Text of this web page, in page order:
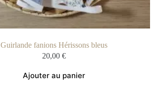
Guirlande fanions Hérissons bleus
20,00 €
Ajouter au panier